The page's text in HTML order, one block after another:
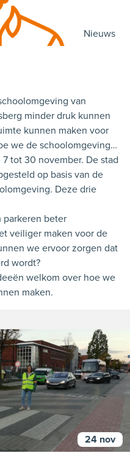
Nieuws
van
minder druk kunnen
kunnen maken voor
we de schoolomgeving
tot 30 november. De stad
op basis van de
Deze drie
parkeren beter
veiliger maken voor de
we ervoor zorgen dat
wordt?
welkom over hoe we
maken.
24 nov